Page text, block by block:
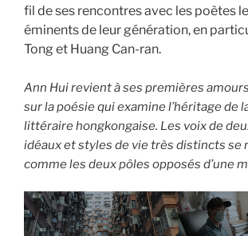
fil de ses rencontres avec les poètes
éminents de leur génération, en
Tong et Huang Can-ran.
Ann Hui revient à ses premières
sur la poésie qui examine l’héritage de
littéraire hongkongaise. Les voix de
idéaux et styles de vie très distincts se
comme les deux pôles opposés d’une